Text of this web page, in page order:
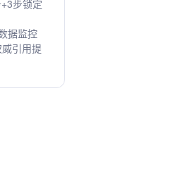
步锁定
据监控
引用提